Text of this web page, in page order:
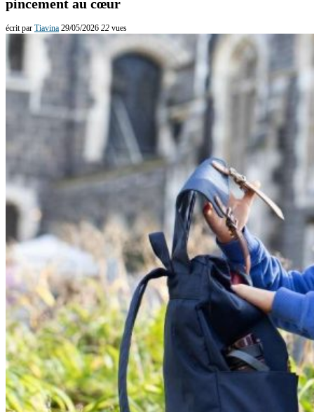
pincement au cœur
écrit par Tiavina 29/05/2026 22 vues